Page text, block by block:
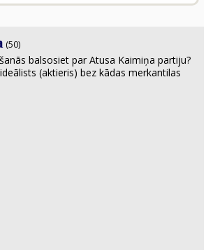
(50)
balsosiet par Atusa Kaimiņa partiju?
(aktieris) bez kādas merkantilas